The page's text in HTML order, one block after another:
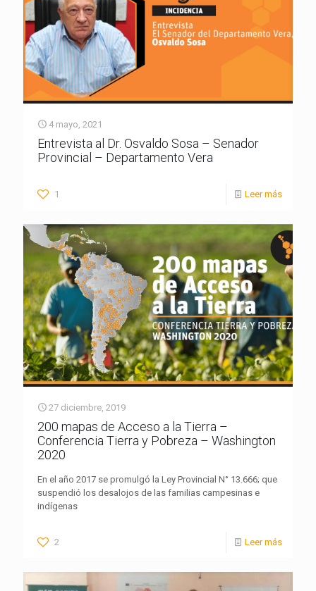
4 mayo, 2021
Entrevista al Dr. Osvaldo Sosa – Senador
Provincial – Departamento Vera
1 Leer más
27 diciembre, 2019
200 mapas de Acceso a la Tierra –
Conferencia Tierra y Pobreza – Washington
2020
En el año 2017 se promulgó la Ley Provincial N° 13.666; que
suspendió los desalojos de las familias campesinas e
indígenas
2 Leer más